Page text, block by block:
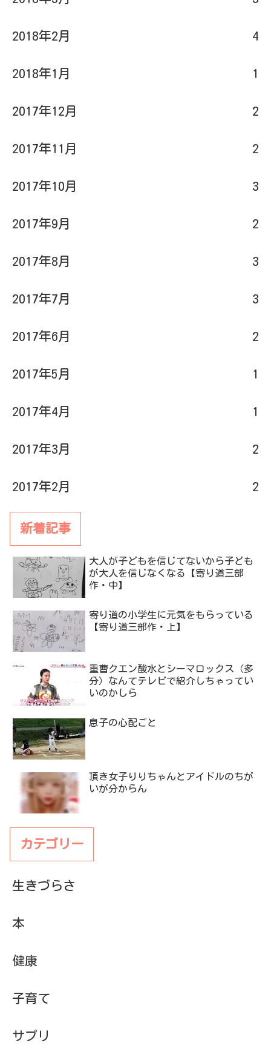
2018年2月 4
2018年1月 1
2017年12月 2
2017年11月 2
2017年10月 3
2017年9月 2
2017年8月 3
2017年7月 3
2017年6月 2
2017年5月 1
2017年4月 1
2017年3月 2
2017年2月 2
新着記事
大人が子どもを信じてないから子ども
が大人を信じなくなる【寄り道三部
作・中】
寄り道の小学生に元気をもらっている
【寄り道三部作・上】
重曹クエン酸水とシーマロックス（多
分）なんてテレビで紹介しちゃってい
いのかしら
息子の心配ごと
頂き女子りりちゃんとアイドルのちが
いが分からん
カテゴリー
生きづらさ
本
健康
子育て
サプリ